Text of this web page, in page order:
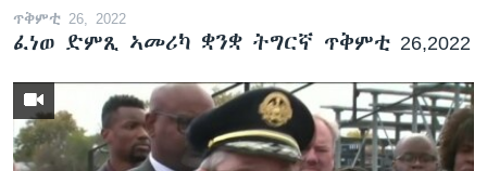
ጥቅምቲ 26, 2022
ፈነወ ድምጺ ኣመሪካ ቋንቋ ትግርኛ ጥቅምቲ 26,2022